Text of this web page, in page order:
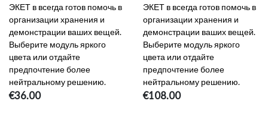
ЭКЕТ в всегда готов помочь в
организации хранения и
демонстрации ваших вещей.
Выберите модуль яркого
цвета или отдайте
предпочтение более
нейтральному решению.
€36.00
ЭКЕТ в всегда готов помочь в
организации хранения и
демонстрации ваших вещей.
Выберите модуль яркого
цвета или отдайте
предпочтение более
нейтральному решению.
€108.00